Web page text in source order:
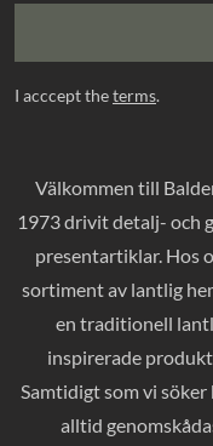
I acccept theterms.
Välkommen till
1973 drivit detalj- och
presentartiklar. Hos
sortiment av lantlig
en traditionell
inspirerade
Samtidigt som vi
alltid